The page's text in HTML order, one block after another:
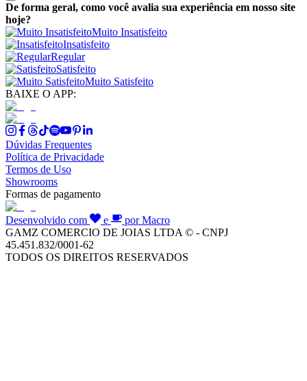
De forma geral, como você avalia sua experiência em nosso site
hoje?
Muito Insatisfeito
Insatisfeito
Regular
Satisfeito
Muito Satisfeito
BAIXE O APP:
Dúvidas Frequentes
Política de Privacidade
Termos de Uso
Showrooms
Formas de pagamento
Desenvolvido com e
por Macro
GAMZ COMERCIO DE JOIAS LTDA © - CNPJ
45.451.832/0001-62
TODOS OS DIREITOS RESERVADOS